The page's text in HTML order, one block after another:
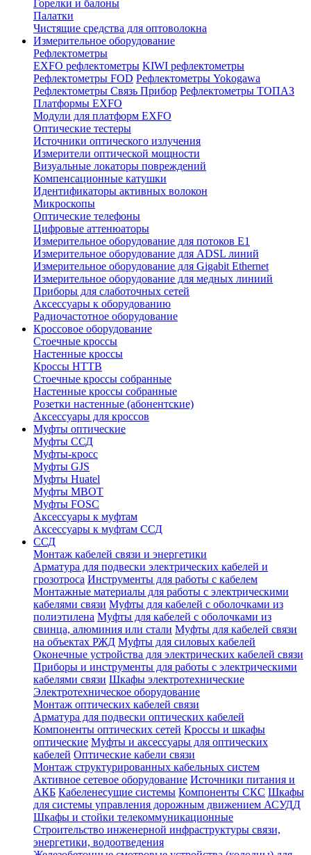
Горелки и балоны
Палатки
Чистящие средства для оптоволокна
Измерительное оборудование
Рефлектометры
EXFO рефлектометры KIWI рефлектометры
Рефлектометры FOD Рефлектометры Yokogawa
Рефлектометры Связь Прибор Рефлектометры ТОПАЗ
Платформы EXFO
Модули для платформ EXFO
Оптические тестеры
Источники оптического излучения
Измерители оптической мощности
Визуальные локаторы повреждений
Компенсационные катушки
Идентификаторы активных волокон
Микроскопы
Оптические телефоны
Цифровые аттенюаторы
Измерительное оборудование для потоков Е1
Измерительное оборудование для ADSL линий
Измерительное оборудование для Gigabit Ethernet
Измерительное оборудование для медных линиий
Приборы для слаботочных сетей
Аксессуары к оборудованию
Радиочастотное оборудование
Кроссовое оборудование
Стоечные кроссы
Настенные кроссы
Кроссы HTTB
Стоечные кроссы собранные
Настенные кроссы собранные
Розетки настенные (абонентские)
Аксессуары для кроссов
Муфты оптические
Муфты ССД
Муфты-кросс
Муфты GJS
Муфты Huatel
Муфты МВОТ
Муфты FOSC
Аксессуары к муфтам
Аксессуары к муфтам ССД
ССД
Монтаж кабелей связи и энергетики
Арматура для подвески электрических кабелей и
грозотроса Инструменты для работы с кабелем
Монтажные материалы для работы с электрическими
кабелями связи Муфты для кабелей с оболочками из
полиэтилена Муфты для кабелей с оболочками из
свинца, алюминия или стали Муфты для кабелей связи
на объектах РЖД Муфты для силовых кабелей
Оконечные устройства для электрических кабелей связи
Приборы и инструменты для работы с электрическими
кабелями связи Шкафы электротехнические
Электротехническое оборудование
Монтаж оптических кабелей связи
Арматура для подвески оптических кабелей
Компоненты оптических сетей Кроссы и шкафы
оптические Муфты и аксессуары для оптических
кабелей Оптические кабели связи
Монтаж структурированных кабельных систем
Активное сетевое оборудование Источники питания и
АКБ Кабеленесущие системы Компоненты СКС Шкафы
для системы управления дорожным движением АСУДД
Шкафы и стойки телекоммуникационные
Строительство инженерной инфраструктуры связи,
энергетики, водоотведения